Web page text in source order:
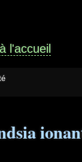
l'accueil